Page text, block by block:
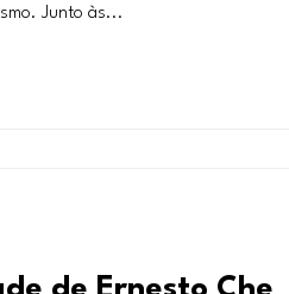
Junto às...